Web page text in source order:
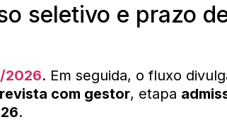
seletivo e prazo
2026. Em seguida, o fluxo
com gestor, etapa
.